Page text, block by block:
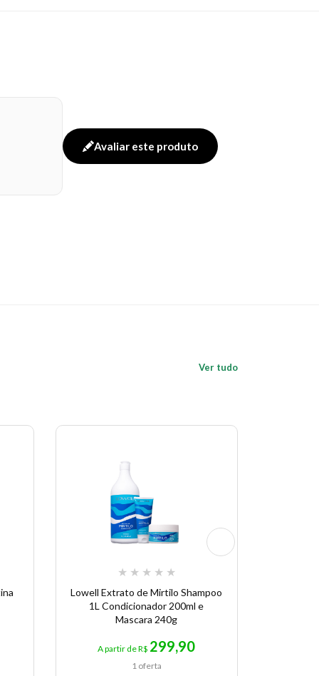
Avaliar este produto
Ver tudo
★ ★ ★ ★ ★
Lowell Extrato de Mirtilo Shampoo
1L Condicionador 200ml e
Mascara 240g
A partir de R$ 299,90
1 oferta